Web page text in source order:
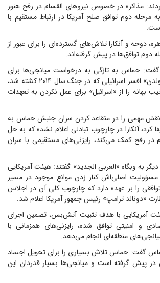
مذاکره در خصوص نیروهای القسام در رفح هنوز
مرحله دوم توافق صلح آمریکا در ارتباط مستقیم با
دوحه و آنکارا تلاش‌های گسترده‌ای را برای عبور از
دوم توافق‌ها در پیش گرفته‌اند.
گفت: حماس به تازگی به درخواست میانجی‌ها برای
تحویل جسد «هدار گولدن» افسر اسرائیلی که در جنگ سال ۲۰۱۴ کشته شد،
بهانه را از «اسرائیل» برای عمل نکردن به تعهدات
نقش مهمی را در متقاعد کردن سران جنبش حماس به
کرد، آنکارا در چارچوب تبادلی اعلام نشده که به حل
در رفح کمک می‌کند، رایزنی‌های مستقیمی با سران
به وبگاه «العربی الجدید» گفتند: هیئت آمریکایی
مسؤولیت اصلی‌اش کنار زدن موانع موجود در مسیر
را بر عهده دارد که چارچوب کلی آن در اجلاس
«دونالد ترامپ» رئیس جمهور آمریکا اعلام شد.
آمریکایی با هدف تثبیت آتش‌بس، تضمین اجرای
و امنیتی توافق شده، رایزنی‌های همزمانی با
منطقه‌ای انجام می‌دهد.
گفت: حماس تلاش بسیاری را برای تحویل اجساد
در پیش گرفته است و میانجی‌ها بسیار قدردان این